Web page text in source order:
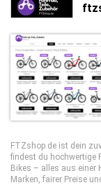
FTZshop.de ist dein
findest du hochwertige
Bikes – alles aus einer
Marken, fairer Preise